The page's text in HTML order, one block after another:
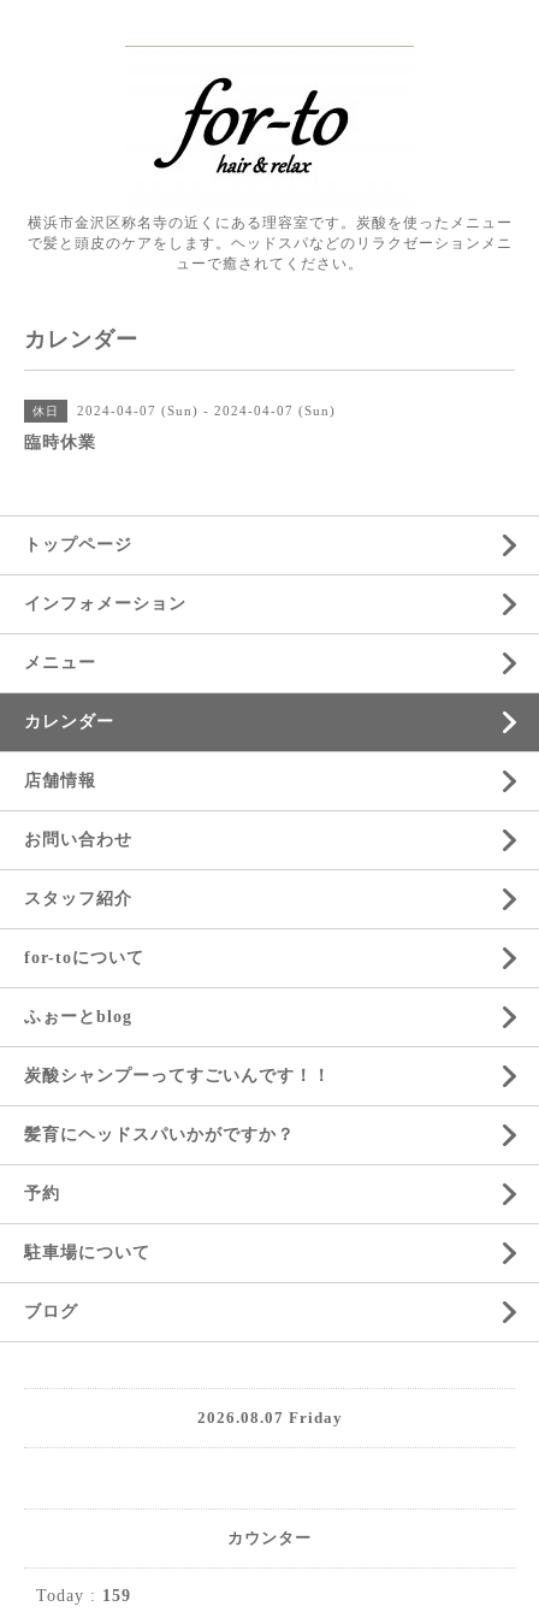
横浜市金沢区称名寺の近くにある理容室です。炭酸を使ったメニュー
で髪と頭皮のケアをします。ヘッドスパなどのリラクゼーションメニ
ューで癒されてください。
カレンダー
休日 2024-04-07 (Sun) - 2024-04-07 (Sun)
臨時休業
トップページ
インフォメーション
メニュー
カレンダー
店舗情報
お問い合わせ
スタッフ紹介
for-toについて
ふぉーとblog
炭酸シャンプーってすごいんです！！
髪育にヘッドスパいかがですか？
予約
駐車場について
ブログ
2026.08.07 Friday
カウンター
Today : 159